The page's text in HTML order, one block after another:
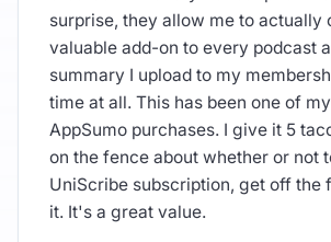
surprise, they allow me to actually
valuable add-on to every podcast
summary I upload to my
time at all. This has been one of
AppSumo purchases. I give it 5
on the fence about whether or not
UniScribe subscription, get off the
it. It's a great value.